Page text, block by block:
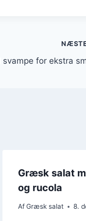
for ekstra
Græsk salat
og rucola
Af Græsk salat 8.